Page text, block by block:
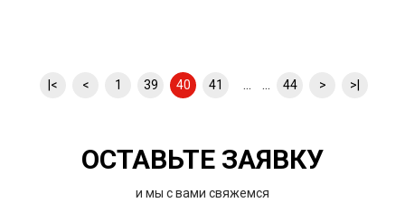
|< < 1 39 40 41 ... ... 44 > >|
ОСТАВЬТЕ ЗАЯВКУ
и мы с вами свяжемся